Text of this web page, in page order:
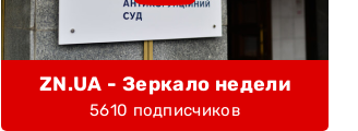
ZN.UA - Зеркало недели
5610 подписчиков